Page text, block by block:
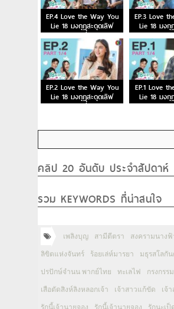
EP.4 Love the Way You
Lie 18 มงกุฎสะดุดเลิฟ
ตอนที่ 4
EP.3 Love
Lie 18 มงกุ
ตอน
EP.2 Love the Way You
Lie 18 มงกุฎสะดุดเลิฟ
ตอนที่ 2
EP.1 Love
Lie 18 มงกุ
ตอน
คลิป 20 อันดับ ประจำสัปดาห์
รวม KEYWORDS ที่น่าสนใจ
เพลิงบุญ สามีตีตรา สงครามนางฟ้
ลิขิตแห่งจันทร์ ร้อยเล่ห์มารยา มธุรสโลกั
ปรปักษ์จำนน พากย์ไทย ทะเลไฟ กรงกรรม
เสือตัดสิงห์ลิงหลอกเจ้า เจ้าสาวแก้ขัด เจ้
รักนี้เจ้านายจอง รักนี้เจ้านายจอง รักนะเป็